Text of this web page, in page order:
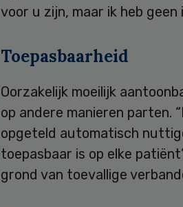
voor u zijn, maar ik heb geen
Toepasbaarheid
Oorzakelijk moeilijk
op andere manieren parten.
opgeteld automatisch
toepasbaar is op elke
grond van toevallige